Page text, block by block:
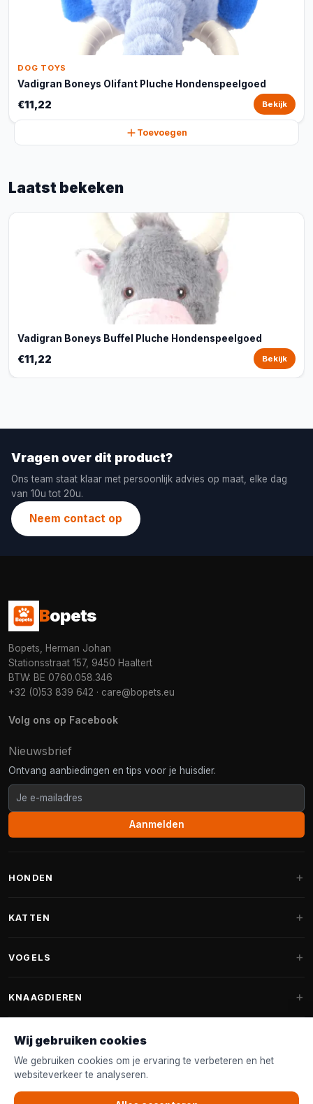
DOG TOYS
Vadigran Boneys Olifant Pluche Hondenspeelgoed
€11,22 Bekijk
Toevoegen
Laatst bekeken
Vadigran Boneys Buffel Pluche Hondenspeelgoed
€11,22 Bekijk
Vragen over dit product?
Ons team staat klaar met persoonlijk advies op maat, elke dag
van 10u tot 20u.
Neem contact op
Bopets
Bopets, Herman Johan
Stationsstraat 157, 9450 Haaltert
BTW: BE 0760.058.346
+32 (0)53 839 642 · care@bopets.eu
Volg ons op Facebook
Nieuwsbrief
Ontvang aanbiedingen en tips voor je huisdier.
Aanmelden
HONDEN
Fantail hondenmanden
Hondenspeelgoed
Halsband & Lijn
Shampoo & Verzorging
KATTEN
Krabpalen voor Maine Coon
Kattenmanden
VOGELS
Vogelvoer binnenvogels
Voederhuisjes
Nestkastjes & Nesting
Tuinvogelvoer
KNAAGDIEREN
Knaagdierenvoer
Accessoires
KLANTENSERVICE
Wij gebruiken cookies
We gebruiken cookies om je ervaring te verbeteren en het
websiteverkeer te analyseren.